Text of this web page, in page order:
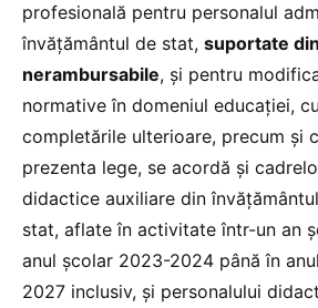
profesională pentru personalul
învățământul de stat, suportate
nerambursabile, și pentru
normative în domeniul educației,
completările ulterioare, precum și
prezenta lege, se acordă și
didactice auxiliare din
stat, aflate în activitate într-un an
anul școlar 2023-2024 până în
2027 inclusiv, și personalului